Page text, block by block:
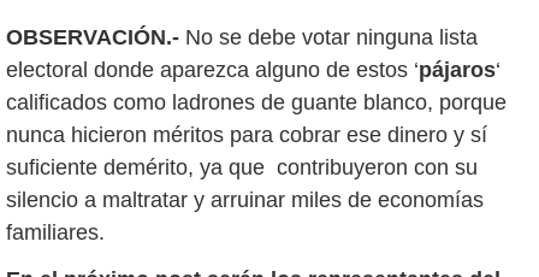
OBSERVACIÓN.- No se debe votar ninguna lista
electoral donde aparezca alguno de estos ‘pájaros‘
calificados como ladrones de guante blanco, porque
nunca hicieron méritos para cobrar ese dinero y sí
suficiente demérito, ya que contribuyeron con su
silencio a maltratar y arruinar miles de economías
familiares.